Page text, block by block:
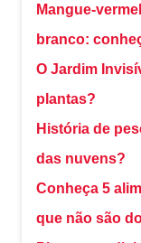
Mangue-
branco:
O Jardim
plantas?
História de
das nuvens?
Conheça 5
que não são